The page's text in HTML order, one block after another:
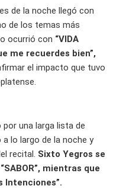
de la noche llegó con
de los temas más
ocurrió con “VIDA
me recuerdes bien”,
el impacto que tuvo
una larga lista de
lo largo de la noche y
recital. Sixto Yegros se
mientras que
Intenciones”.